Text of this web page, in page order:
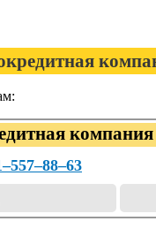
компания